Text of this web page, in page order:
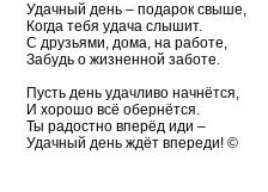
Удачный день – подарок свыше,
Когда тебя удача слышит.
С друзьями, дома, на работе,
Забудь о жизненной заботе.
Пусть день удачливо начнётся,
И хорошо всё обернётся.
Ты радостно вперёд иди –
Удачный день ждёт впереди! ©